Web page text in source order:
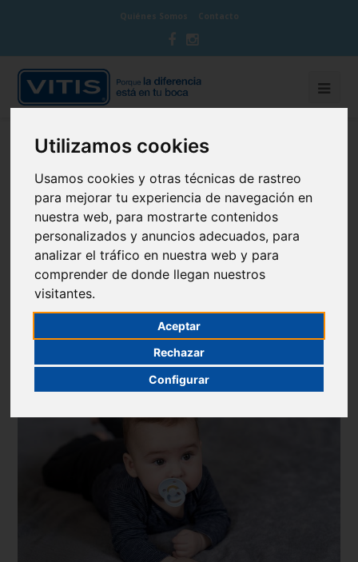
Utilizamos cookies
Usamos cookies y otras técnicas de rastreo
para mejorar tu experiencia de navegación en
nuestra web, para mostrarte contenidos
personalizados y anuncios adecuados, para
analizar el tráfico en nuestra web y para
comprender de donde llegan nuestros
visitantes.
Aceptar
Rechazar
Configurar
Quiénes Somos Contacto
BLOG CUIDA TU BOCA
Consecuencias de los hábitos de
succión desde el punto de vista
odontológico
29 de October de 2013 Infantil